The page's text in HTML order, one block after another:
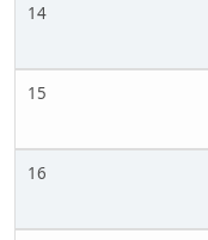
14
15
16